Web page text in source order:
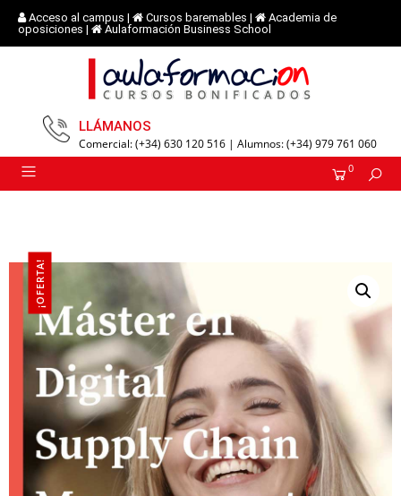
Acceso al campus | Cursos baremables |
Academia de
oposiciones | Aulaformación Business School
LLÁMANOS
Comercial: (+34) 630 120 516 | Alumnos: (+34) 979 761 060
0
¡OFERTA!